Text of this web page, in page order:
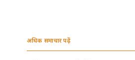
अधिक समाचार पढ़ें